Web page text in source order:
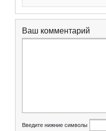
Ваш комментарий
Введите нижние символы